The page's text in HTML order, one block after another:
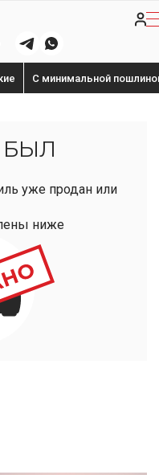
С минимальной
уже продан или
ниже